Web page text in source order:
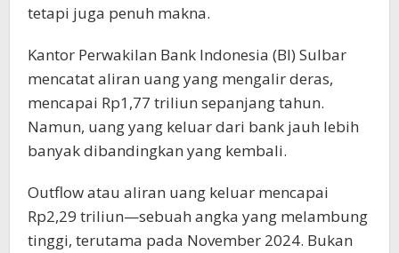
tetapi juga penuh makna.
Kantor Perwakilan Bank Indonesia (BI) Sulbar
mencatat aliran uang yang mengalir deras,
mencapai Rp1,77 triliun sepanjang tahun.
Namun, uang yang keluar dari bank jauh lebih
banyak dibandingkan yang kembali.
Outflow atau aliran uang keluar mencapai
Rp2,29 triliun—sebuah angka yang melambung
tinggi, terutama pada November 2024. Bukan